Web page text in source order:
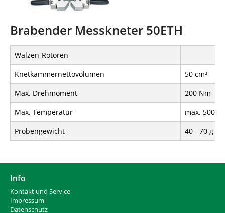
Brabender Messkneter 50ETH
Walzen-Rotoren
Knetkammernettovolumen
50 cm³
Max. Drehmoment
200 Nm
Max. Temperatur
max. 500°C
Probengewicht
40 - 70 g
Info
Kontakt und Service
Impressum
Datenschutz